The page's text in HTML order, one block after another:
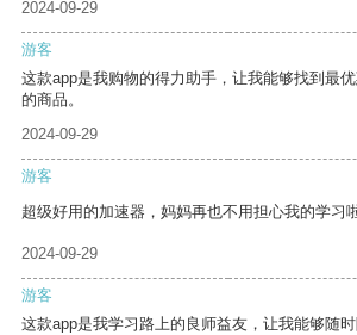
2024-09-29
游客
这款app是我购物的得力助手，让我能够找到最
的商品。
2024-09-29
游客
超级好用的加速器，妈妈再也不用担心我的学习
2024-09-29
游客
这款app是我学习路上的良师益友，让我能够随